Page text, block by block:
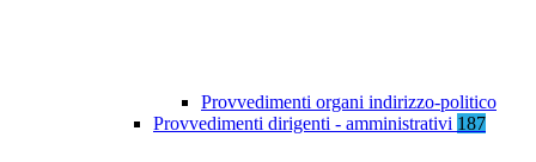
Provvedimenti organi indirizzo-politico
Provvedimenti dirigenti - amministrativi 187